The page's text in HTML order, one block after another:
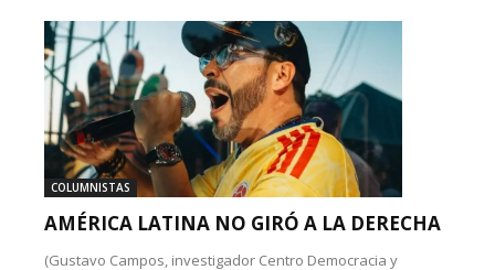
COLUMNISTAS
AMÉRICA LATINA NO GIRÓ A LA DERECHA
(Gustavo Campos, investigador Centro Democracia y